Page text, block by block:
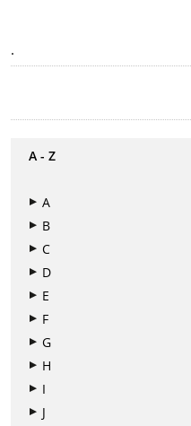
.
A - Z
A
B
C
D
E
F
G
H
I
J